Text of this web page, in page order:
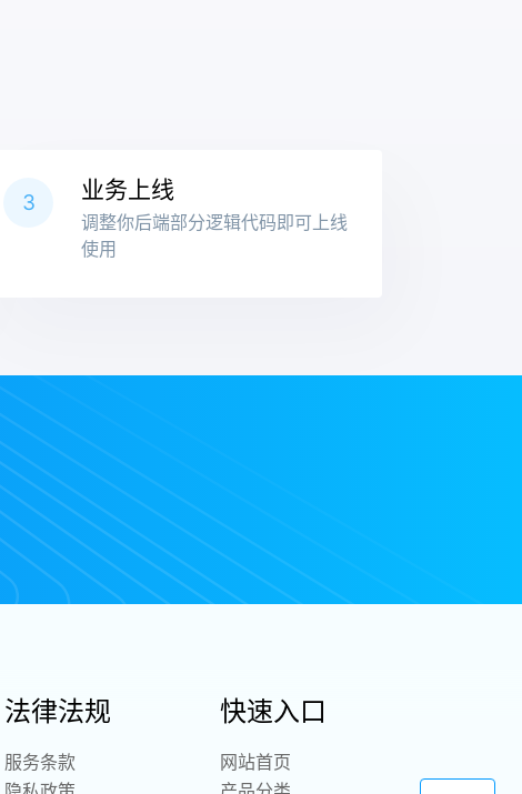
3 业务上线
调整你后端部分逻辑代码即可上线
使用
法律法规
服务条款
快速入口
网站首页